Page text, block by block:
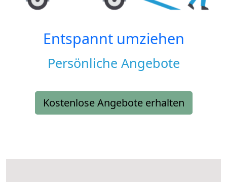
Entspannt umziehen
Persönliche Angebote
Kostenlose Angebote erhalten